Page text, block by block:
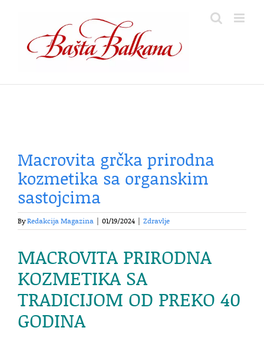
content
Macrovita grčka prirodna
kozmetika sa organskim
sastojcima
ByRedakcija Magazina 01/19/2024 Zdravlje
MACROVITA PRIRODNA
KOZMETIKA SA
TRADICIJOM OD PREKO 40
GODINA